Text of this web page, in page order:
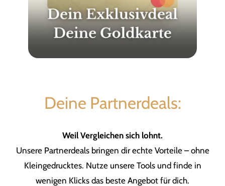
Deine Partnerdeals:
Weil Vergleichen sich lohnt.
Unsere Partnerdeals bringen dir echte Vorteile – ohne
Kleingedrucktes. Nutze unsere Tools und finde in
wenigen Klicks das beste Angebot für dich.